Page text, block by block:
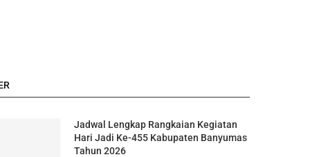
Jadwal Lengkap Rangkaian Kegiatan
Hari Jadi Ke-455 Kabupaten Banyumas
Tahun 2026